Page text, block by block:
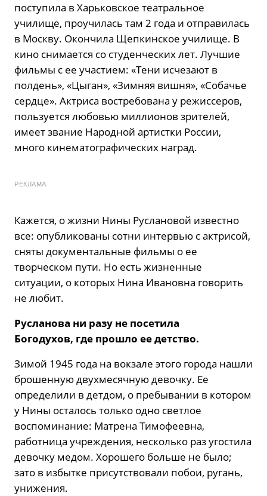
поступила в Харьковское театральное
училище, проучилась там 2 года и отправилась
в Москву. Окончила Щепкинское училище. В
кино снимается со студенческих лет. Лучшие
фильмы с ее участием: «Тени исчезают в
полдень», «Цыган», «Зимняя вишня», «Собачье
сердце». Актриса востребована у режиссеров,
пользуется любовью миллионов зрителей,
имеет звание Народной артистки России,
много кинематографических наград.
РЕКЛАМА
Кажется, о жизни Нины Руслановой известно
все: опубликованы сотни интервью с актрисой,
сняты документальные фильмы о ее
творческом пути. Но есть жизненные
ситуации, о которых Нина Ивановна говорить
не любит.
Русланова ни разу не посетила
Богодухов, где прошло ее детство.
Зимой 1945 года на вокзале этого города нашли
брошенную двухмесячную девочку. Ее
определили в детдом, о пребывании в котором
у Нины осталось только одно светлое
воспоминание: Матрена Тимофеевна,
работница учреждения, несколько раз угостила
девочку медом. Хорошего больше не было;
зато в избытке присутствовали побои, ругань,
унижения.